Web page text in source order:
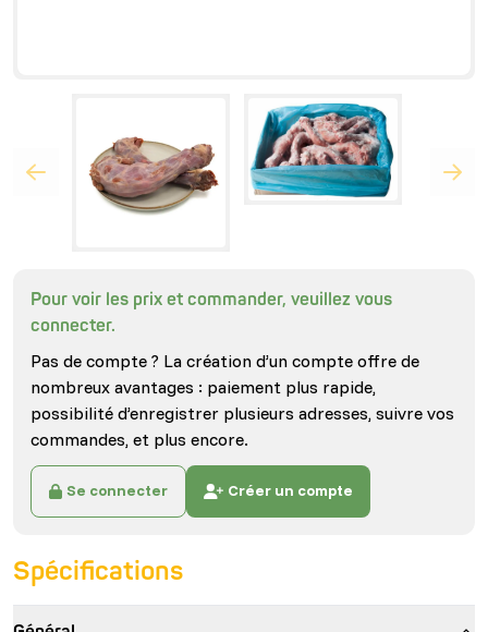
Pour voir les prix et commander, veuillez vous
connecter.
Pas de compte ? La création d’un compte offre de
nombreux avantages : paiement plus rapide,
possibilité d’enregistrer plusieurs adresses, suivre vos
commandes, et plus encore.
Se connecter Créer un compte
Spécifications